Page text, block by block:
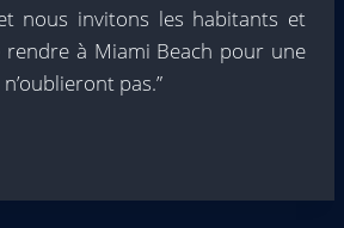
nous invitons les habitants et
rendre à Miami Beach pour une
pas.”